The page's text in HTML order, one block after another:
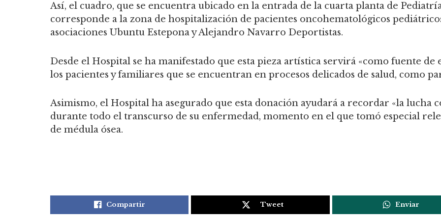
Así, el cuadro, que se encuentra ubicado en la entrada de la cuarta planta de
corresponde a la zona de hospitalización de pacientes oncohematológicos
asociaciones Ubuntu Estepona y Alejandro Navarro Deportistas.
Desde el Hospital se ha manifestado que esta pieza artística servirá «como fuente de
los pacientes y familiares que se encuentran en procesos delicados de salud, como
Asimismo, el Hospital ha asegurado que esta donación ayudará a recordar «la lucha
durante todo el transcurso de su enfermedad, momento en el que tomó especial
de médula ósea.
Compartir Tweet Enviar